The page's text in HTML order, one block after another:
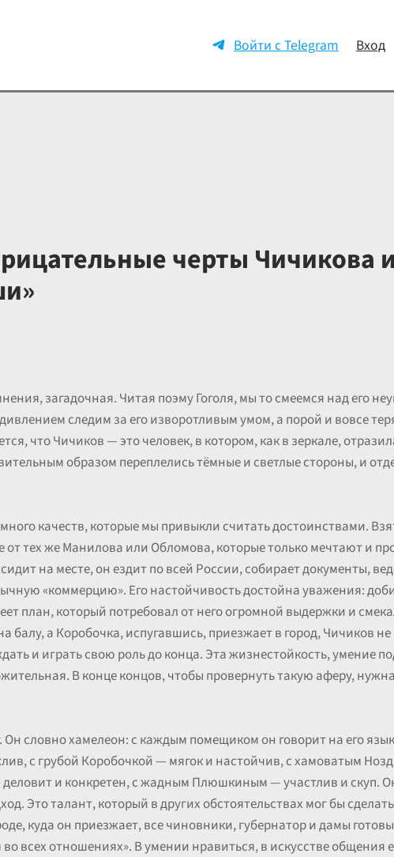
Войти с Telegram Вход
черты Чичикова
загадочная. Читая поэму Гоголя, мы то смеемся над его
следим за его изворотливым умом, а порой и вовсе
что Чичиков — это человек, в котором, как в зеркале,
образом переплелись тёмные и светлые стороны, и
качеств, которые мы привыкли считать достоинствами.
тех же Манилова или Обломова, которые только мечтают и
на месте, он ездит по всей России, собирает документы,
«коммерцию». Его настойчивость достойна уважения:
план, который потребовал от него огромной выдержки и
балу, а Коробочка, испугавшись, приезжает в город, Чичиков
и играть свою роль до конца. Эта жизнестойкость, умение
В конце концов, чтобы провернуть такую аферу, нужна
словно хамелеон: с каждым помещиком он говорит на его
с грубой Коробочкой — мягок и настойчив, с хамоватым
и конкретен, с жадным Плюшкиным — участлив и скуп.
Это талант, который в других обстоятельствах мог бы
куда он приезжает, все чиновники, губернатор и дамы готовы
всех отношениях». В умении нравиться, в искусстве общения